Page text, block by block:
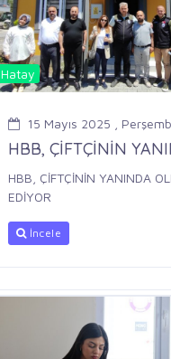
Hatay
15 Mayıs 2025 ,
HBB, ÇİFTÇİNİN
HBB, ÇİFTÇİNİN YANINDA
EDİYOR
İncele